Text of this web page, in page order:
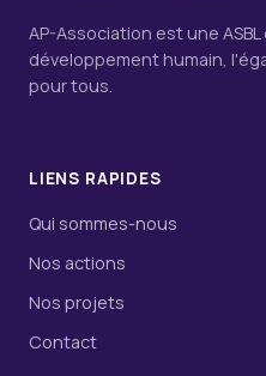
AP-Association est une
développement humain,
pour tous.
LIENS RAPIDES
Qui sommes-nous
Nos actions
Nos projets
Contact